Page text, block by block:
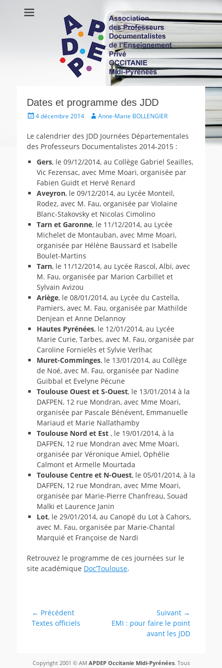
APDEP Occitanie
Midi-Pyrénées
Association des Professeurs Documentalistes de l'Enseignement
Privé OCCITANIE Midi-Pyrénnees Association Actualités Vie de
l’association Ressources
Dates et programme des JDD
Écrit4 décembre 2014 Auteur
Anne-Marie BOLLENGIER
Le calendrier des JDD Journées Départementales
des Professeurs Documentalistes 2014-2015 :
Gers, le 09/12/2014, au Collège Gabriel Seailles,
Vic Fezensac, avec Mme Moari, organisée par
Fabien Guidt et Hervé Renard
Aveyron, le 09/12/2014, au Lycée Monteil,
Rodez, avec M. Fau, organisée par Violaine
Blanc-Stakovsky et Nicolas Cimolino
Tarn et Garonne, le 11/12/2014, au Lycée
Michelet de Montauban, avec Mme Moari,
organisée par Hélène Baussard et Isabelle
Boulet-Martins
Tarn, le 11/12/2014, au Lycée Rascol, Albi, avec
M. Fau, organisée par Marion Carbillet et
Sylvain Avizou
Ariège, le 08/01/2014, au Lycée du Castella,
Pamiers, avec M. Fau, organisée par Mathilde
Denjean et Anne Delannoy
Hautes Pyrénées, le 12/01/2014, au Lycée
Marie Curie, Tarbes, avec M. Fau, organisée par
Caroline Fornielès et Sylvie Verlhac
Muret-Comminges, le 13/01/2014, au Collège
de Noé, avec M. Fau, organisée par Nadine
Guibbal et Evelyne Pécune
Toulouse Ouest et S-Ouest, le 13/01/2014 à la
DAFPEN, 12 rue Mondran, avec Mme Moari,
organisée par Pascale Bénévent, Emmanuelle
Mariaud et Marie Nallathamby
Toulouse Nord et Est , le 19/01/2014, à la
DAFPEN, 12 rue Mondran avec Mme Moari,
organisée par Véronique Amiel, Ophélie
Calmont et Armelle Mourtada
Toulouse Centre et N-Ouest, le 05/01/2014, à la
DAFPEN, 12 rue Mondran, avec Mme Moari,
organisée par Marie-Pierre Chanfreau, Souad
Malki et Laurence Janin
Lot, le 29/01/2014, au Canopé du Lot à Cahors,
avec M. Fau, organisée par Marie-Chantal
Marquié et Françoise de Nardi
Retrouvez le programme de ces journées sur le
site académique Doc’Toulouse.
Navigation
de
← Précédent
Article
Textes officiels
Suivant →
Article
EMI : pour faire le point
avant les JDD
Copyright 2001 © AM APDEP Occitanie Midi-Pyrénées. Tous